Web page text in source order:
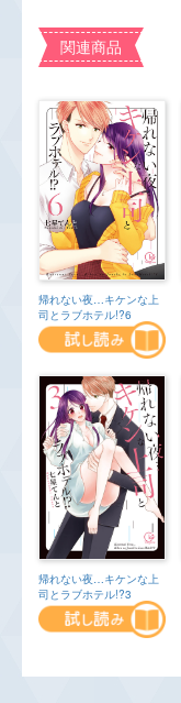
関連商品
帰れない夜…キケンな上
司とラブホテル!?6
帰れない夜…キケンな上
司とラブホテル!?3